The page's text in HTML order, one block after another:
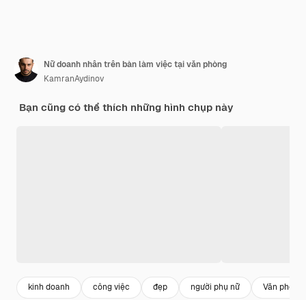
Nữ doanh nhân trên bàn làm việc tại văn phòng
KamranAydinov
Bạn cũng có thể thích những hình chụp này
kinh doanh công việc đẹp người phụ nữ Văn phòng